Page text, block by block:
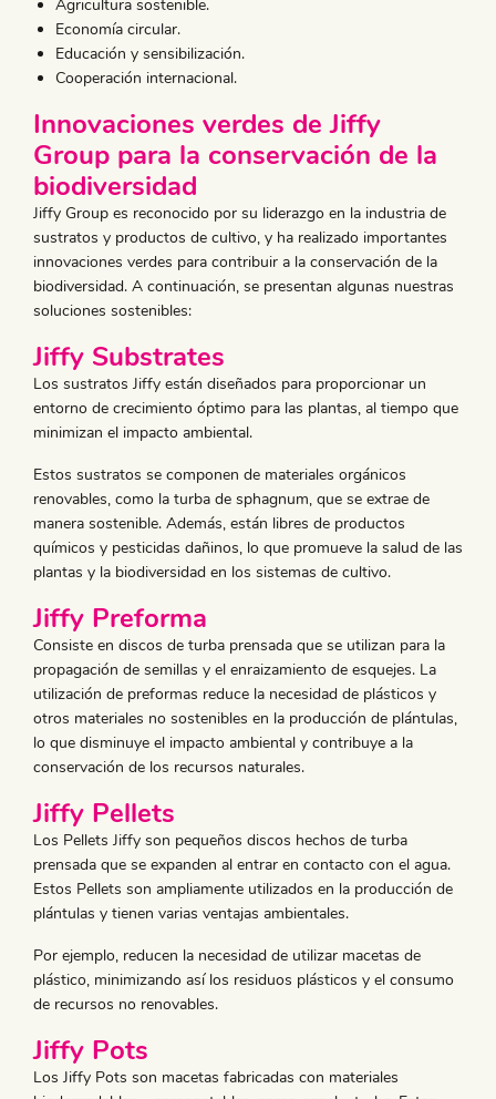
Agricultura sostenible.
Economía circular.
Educación y sensibilización.
Cooperación internacional.
Innovaciones verdes de Jiffy
Group para la conservación de la
biodiversidad
Jiffy Group es reconocido por su liderazgo en la industria de
sustratos y productos de cultivo, y ha realizado importantes
innovaciones verdes para contribuir a la conservación de la
biodiversidad. A continuación, se presentan algunas nuestras
soluciones sostenibles:
Jiffy Substrates
Los sustratos Jiffy están diseñados para proporcionar un
entorno de crecimiento óptimo para las plantas, al tiempo que
minimizan el impacto ambiental.
Estos sustratos se componen de materiales orgánicos
renovables, como la turba de sphagnum, que se extrae de
manera sostenible. Además, están libres de productos
químicos y pesticidas dañinos, lo que promueve la salud de las
plantas y la biodiversidad en los sistemas de cultivo.
Jiffy Preforma
Consiste en discos de turba prensada que se utilizan para la
propagación de semillas y el enraizamiento de esquejes. La
utilización de preformas reduce la necesidad de plásticos y
otros materiales no sostenibles en la producción de plántulas,
lo que disminuye el impacto ambiental y contribuye a la
conservación de los recursos naturales.
Jiffy Pellets
Los Pellets Jiffy son pequeños discos hechos de turba
prensada que se expanden al entrar en contacto con el agua.
Estos Pellets son ampliamente utilizados en la producción de
plántulas y tienen varias ventajas ambientales.
Por ejemplo, reducen la necesidad de utilizar macetas de
plástico, minimizando así los residuos plásticos y el consumo
de recursos no renovables.
Jiffy Pots
Los Jiffy Pots son macetas fabricadas con materiales